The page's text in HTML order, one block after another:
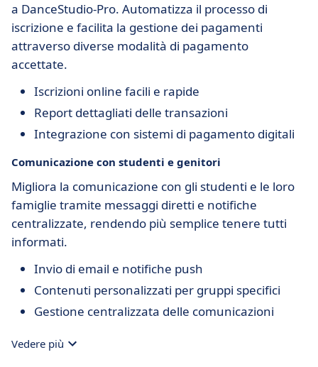
a DanceStudio-Pro. Automatizza il processo di
iscrizione e facilita la gestione dei pagamenti
attraverso diverse modalità di pagamento
accettate.
Iscrizioni online facili e rapide
Report dettagliati delle transazioni
Integrazione con sistemi di pagamento digitali
Comunicazione con studenti e genitori
Migliora la comunicazione con gli studenti e le loro
famiglie tramite messaggi diretti e notifiche
centralizzate, rendendo più semplice tenere tutti
informati.
Invio di email e notifiche push
Contenuti personalizzati per gruppi specifici
Gestione centralizzata delle comunicazioni
Vedere più